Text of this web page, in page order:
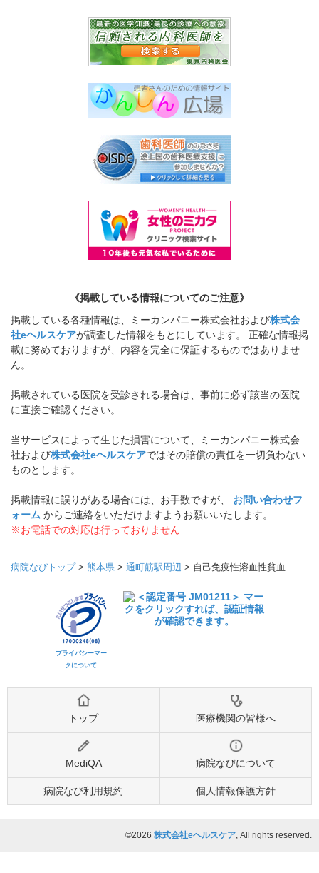
《掲載している情報についてのご注意》
掲載している各種情報は、ミーカンパニー株式会社および株式会
社eヘルスケアが調査した情報をもとにしています。 正確な情報掲
載に努めておりますが、内容を完全に保証するものではありませ
ん。
掲載されている医院を受診される場合は、事前に必ず該当の医院
に直接ご確認ください。
当サービスによって生じた損害について、ミーカンパニー株式会
社および株式会社eヘルスケアではその賠償の責任を一切負わない
ものとします。
掲載情報に誤りがある場合には、お手数ですが、 お問い合わせフ
ォーム からご連絡をいただけますようお願いいたします。
※お電話での対応は行っておりません
病院なびトップ> 熊本県 > 通町筋駅周辺 > 自己免疫性溶血性貧血
プライバシーマー
クについて
トップ 医療機関の皆様へ
MediQA 病院なびについて
病院なび利用規約 個人情報保護方針
©2026 株式会社eヘルスケア, All rights reserved.